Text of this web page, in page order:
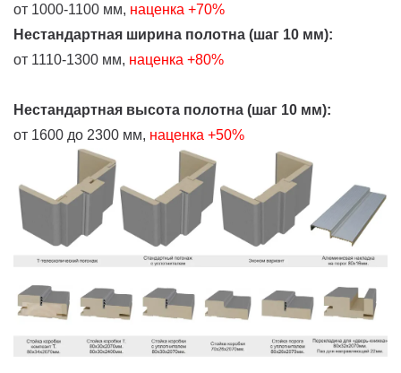
от 1000-1100 мм, наценка +70%
Нестандартная ширина полотна (шаг 10 мм):
от 1110-1300 мм, наценка +80%
Нестандартная высота полотна (шаг 10 мм):
от 1600 до 2300 мм, наценка +50%